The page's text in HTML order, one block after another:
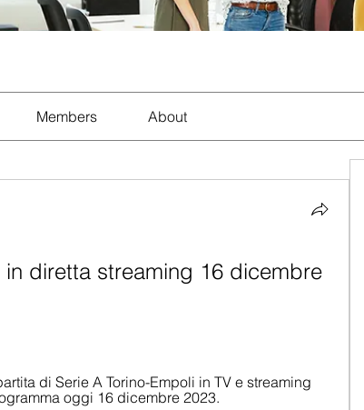
Members About
in diretta streaming 16 dicembre
di Serie A Torino-Empoli in TV e streaming
oggi 16 dicembre 2023.